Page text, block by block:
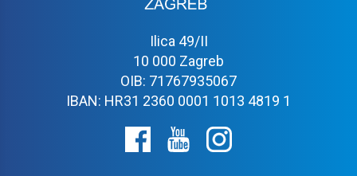
Ilica 49/II
10 000 Zagreb
OIB: 71767935067
IBAN: HR31 2360 0001 1013 4819 1